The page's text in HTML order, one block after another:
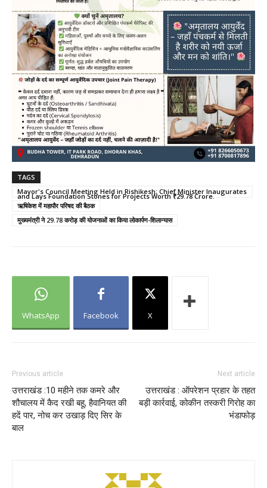
TAGS
Mayor's Council Meeting Held in Rishikesh; Chief Minister Inaugurates
and Lays Foundation Stones for Projects Worth ₹29.78 Crore.
ऋषिकेश में महापौर परिषद की बैठक
मुख्यमंत्री ने 29.78 करोड़ की योजनाओं का किया लोकार्पण-शिलान्यास
WhatsApp Facebook X
Previous article
उत्तराखंड :10 महीने तक कमरे और
शौचालय में कैद रखी बहू, हैवानियत की
हदें पार, नोच कर उखाड़ दिए सिर के
बाल
Next article
उत्तराखंड : ऑपरेशन प्रहार के तहत
बड़ी कार्रवाई, कोकीन तस्करी गिरोह का
भंडाफोड़